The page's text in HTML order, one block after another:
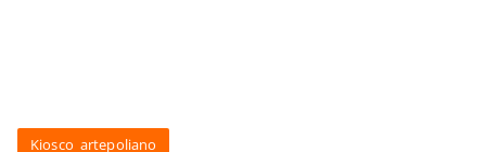
Kiosco artepoliano